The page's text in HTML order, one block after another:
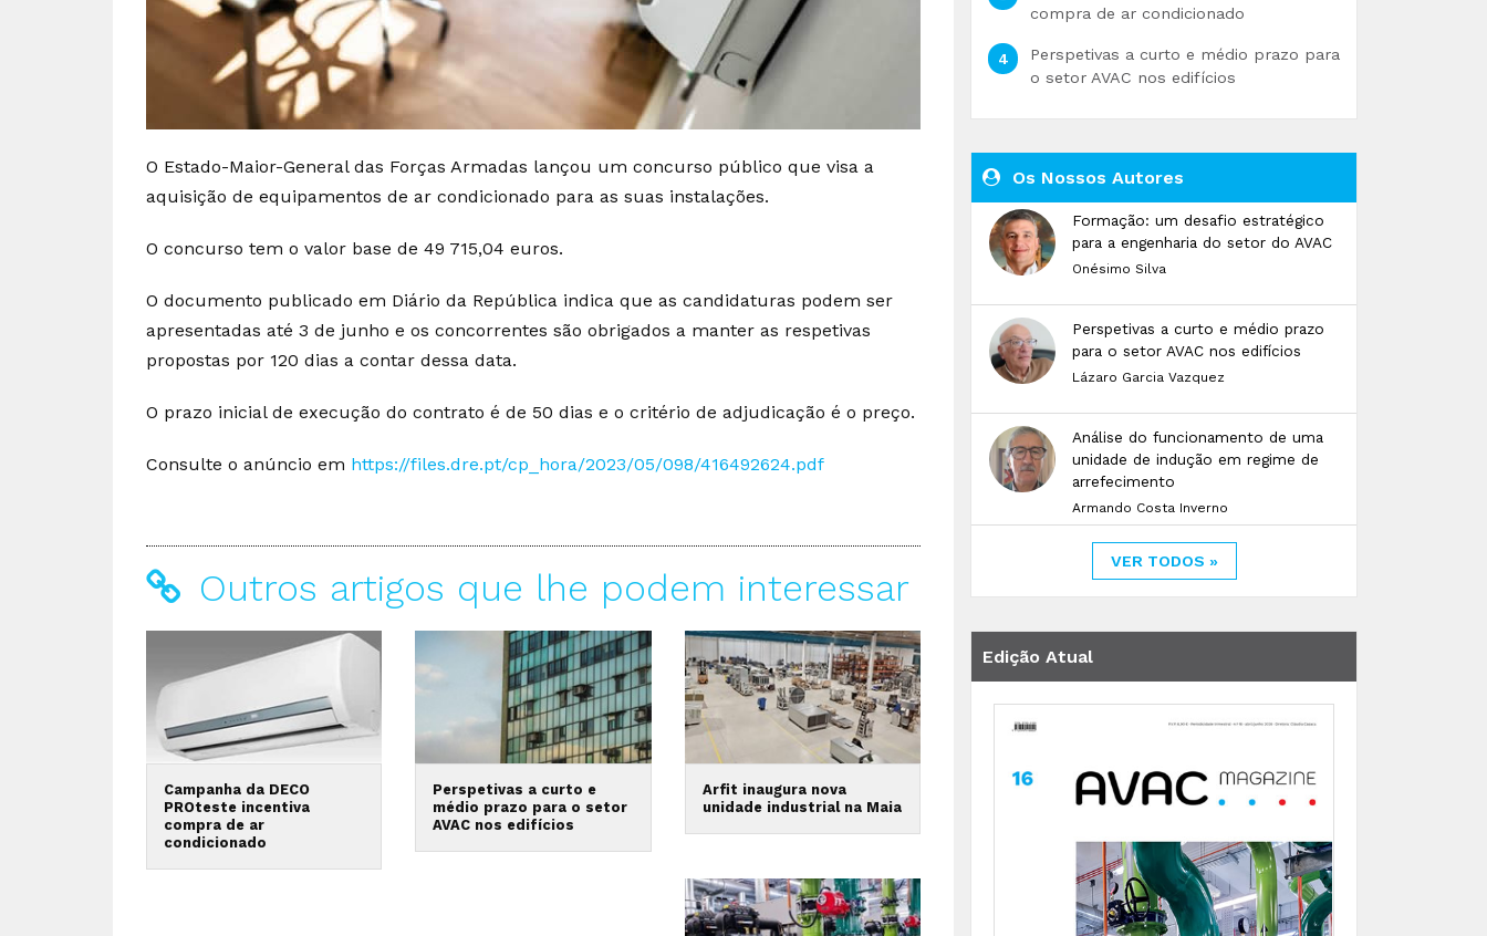
O Estado-Maior-General das Forças Armadas lançou um concurso público que visa a
aquisição de equipamentos de ar condicionado para as suas instalações.
O concurso tem o valor base de 49 715,04 euros.
O documento publicado em Diário da República indica que as candidaturas podem ser
apresentadas até 3 de junho e os concorrentes são obrigados a manter as respetivas
propostas por 120 dias a contar dessa data.
O prazo inicial de execução do contrato é de 50 dias e o critério de adjudicação é o preço.
Consulte o anúncio em https://files.dre.pt/cp_hora/2023/05/098/416492624.pdf
Outros artigos que lhe podem interessar
Campanha da DECO
PROteste incentiva
compra de ar
condicionado
Perspetivas a curto e
médio prazo para o setor
AVAC nos edifícios
Arfit inaugura nova
unidade industrial na Maia
compra de ar condicionado
Perspetivas a curto e médio prazo para
o setor AVAC nos edifícios
Os Nossos Autores
Formação: um desafio estratégico
para a engenharia do setor do AVAC
Onésimo Silva
Perspetivas a curto e médio prazo
para o setor AVAC nos edifícios
Lázaro Garcia Vazquez
Análise do funcionamento de uma
unidade de indução em regime de
arrefecimento
Armando Costa Inverno
VER TODOS »
Edição Atual